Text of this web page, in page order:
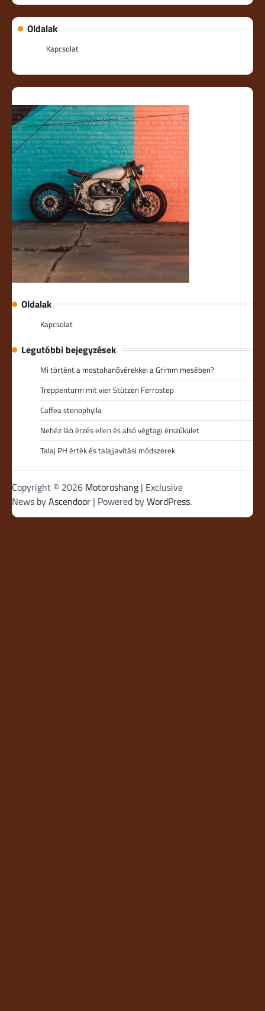
Oldalak
Kapcsolat
Oldalak
Kapcsolat
Legutóbbi bejegyzések
Mi történt a mostohanővérekkel a Grimm mesében?
Treppenturm mit vier Stützen Ferrostep
Caffea stenophylla
Nehéz láb érzés ellen és alsó végtagi érszűkület
Talaj PH érték és talajjavítási módszerek
Copyright © 2026 Motoroshang | Exclusive
News byAscendoor | Powered byWordPress.